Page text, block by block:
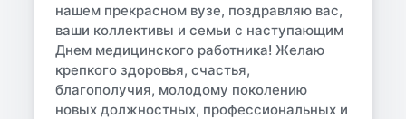
нашем прекрасном вузе, поздравляю вас,
ваши коллективы и семьи с наступающим
Днем медицинского работника! Желаю
крепкого здоровья, счастья,
благополучия, молодому поколению
новых должностных, профессиональных и